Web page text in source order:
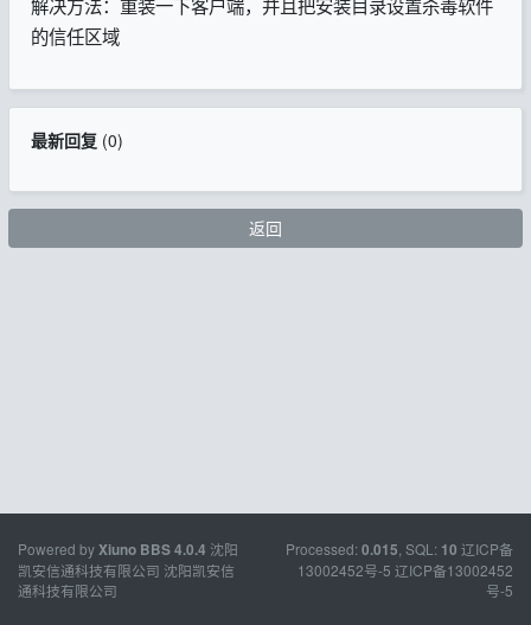
的信任区域
最新回复(0)
返回
Powered byXiuno BBS4.0.4 沈阳
凯安信通科技有限公司 沈阳凯安信
通科技有限公司
Processed: 0.015 , SQL: 10 辽ICP备
13002452号-5 辽ICP备13002452
号-5